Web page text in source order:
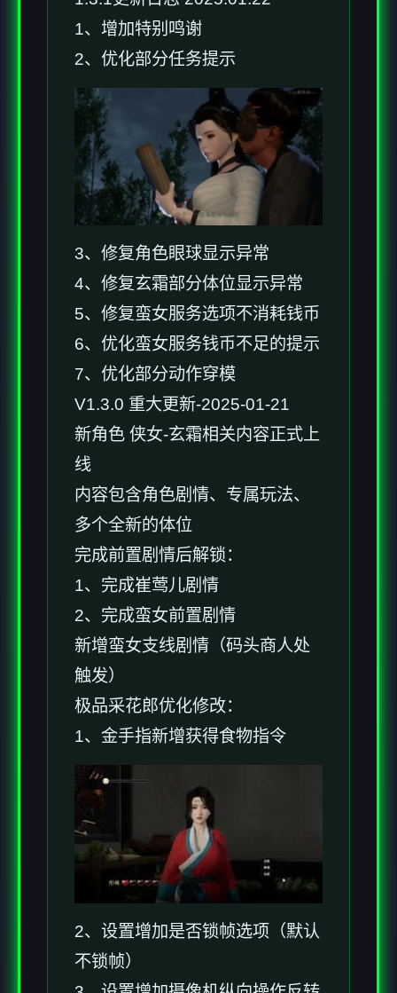
1、增加特别鸣谢
2、优化部分任务提示
3、修复角色眼球显示异常
4、修复玄霜部分体位显示异常
5、修复蛮女服务选项不消耗钱币
6、优化蛮女服务钱币不足的提示
7、优化部分动作穿模
V1.3.0 重大更新-2025-01-21
新角色 侠女-玄霜相关内容正式上
线
内容包含角色剧情、专属玩法、
多个全新的体位
完成前置剧情后解锁：
1、完成崔莺儿剧情
2、完成蛮女前置剧情
新增蛮女支线剧情（码头商人处
触发）
极品采花郎优化修改：
1、金手指新增获得食物指令
2、设置增加是否锁帧选项（默认
不锁帧）